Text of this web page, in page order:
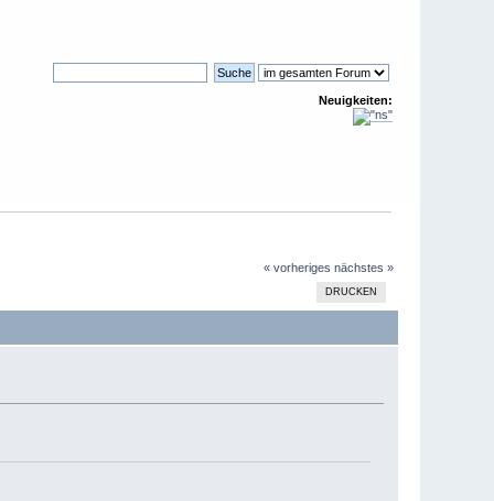
Neuigkeiten:
« vorheriges nächstes »
DRUCKEN